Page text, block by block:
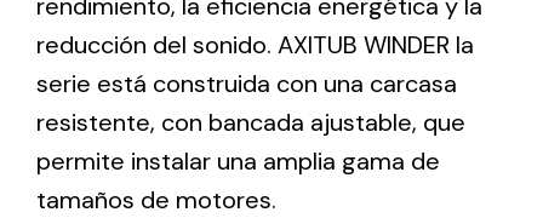
Variedad de soluciones solares para todo tipo
de necesidades.
rendimiento, la eficiencia energética y la
reducción del sonido. AXITUB WINDER la
serie está construida con una carcasa
resistente, con bancada ajustable, que
permite instalar una amplia gama de
tamaños de motores.